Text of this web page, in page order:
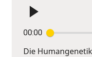
00:00
Die